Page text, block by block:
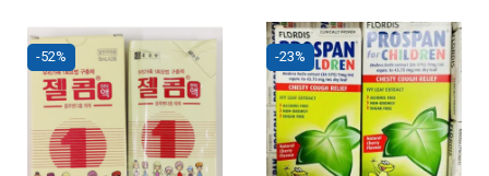
-52% -23%